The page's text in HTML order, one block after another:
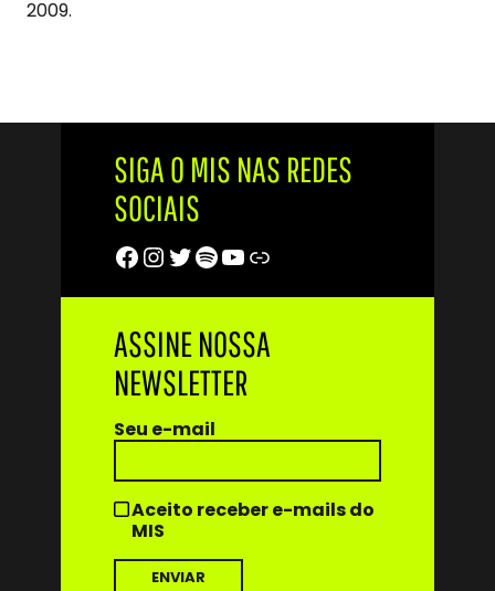
2009.
SIGA O MIS NAS REDES
SOCIAIS
Facebook
Instagram
Twitter
Spotify
Youtube
Trip Advisor
ASSINE NOSSA
NEWSLETTER
Seu e-mail
Aceito receber e-mails do
MIS